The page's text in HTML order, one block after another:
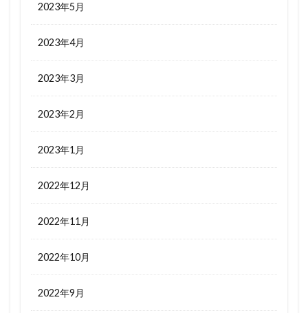
2023年5月
2023年4月
2023年3月
2023年2月
2023年1月
2022年12月
2022年11月
2022年10月
2022年9月